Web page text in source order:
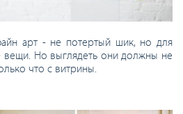
арт - не потертый шик, но для
вещи. Но выглядеть они должны не
что с витрины.